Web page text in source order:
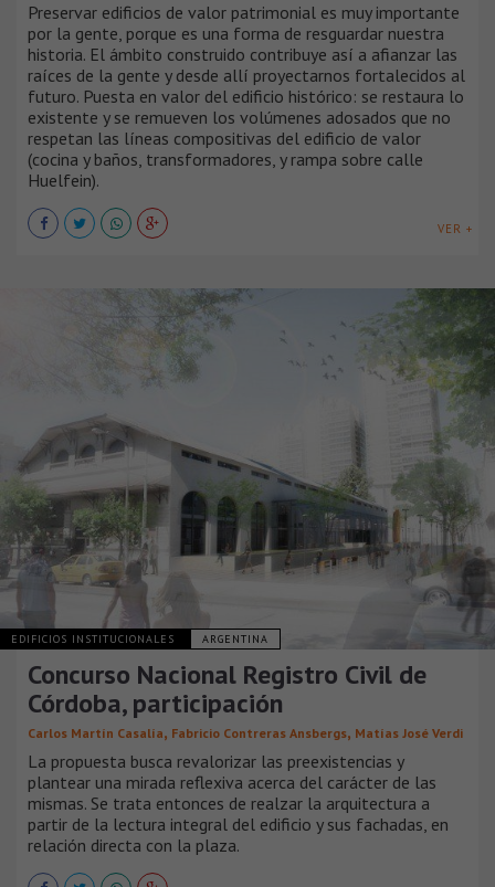
Preservar edificios de valor patrimonial es muy importante
por la gente, porque es una forma de resguardar nuestra
historia. El ámbito construido contribuye así a afianzar las
raíces de la gente y desde allí proyectarnos fortalecidos al
futuro. Puesta en valor del edificio histórico: se restaura lo
existente y se remueven los volúmenes adosados que no
respetan las líneas compositivas del edificio de valor
(cocina y baños, transformadores, y rampa sobre calle
Huelfein).
VER +
EDIFICIOS INSTITUCIONALES ARGENTINA
Concurso Nacional Registro Civil de
Córdoba, participación
Carlos Martín Casalía, Fabricio Contreras Ansbergs, Matías José Verdi
La propuesta busca revalorizar las preexistencias y
plantear una mirada reflexiva acerca del carácter de las
mismas. Se trata entonces de realzar la arquitectura a
partir de la lectura integral del edificio y sus fachadas, en
relación directa con la plaza.